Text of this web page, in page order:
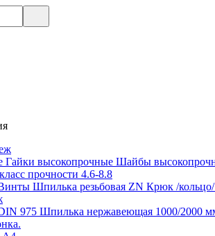
Гайки высокопрочные Шайбы
прочности 4.6-8.8
Шпилька резьбовая ZN Крюк /кольцо/
975 Шпилька нержавеющая 1000/2000